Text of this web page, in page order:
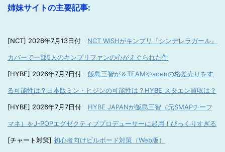
姉妹サイトの主要記事:
[NCT] 2026年7月13日付 NCT WISHがキンプリ『シンデレラガール』
カバーで一部5人のキンプリファンの心がえぐられた件
[HYBE] 2026年7月7日付 飯島三智が＆TEAMやaoenの格差売りをす
る可能性は？日本版ミン・ヒジンの可能性は？HYBE スタエン買収は？
[HYBE] 2026年7月7日付 HYBE JAPANが飯島三智（元SMAPチーフ
マネ）をJ-POPエグゼクティブプロデューサーに起用！びっくりすぎる
[チャート対策] 初心者向けビルボード対策（Web版）